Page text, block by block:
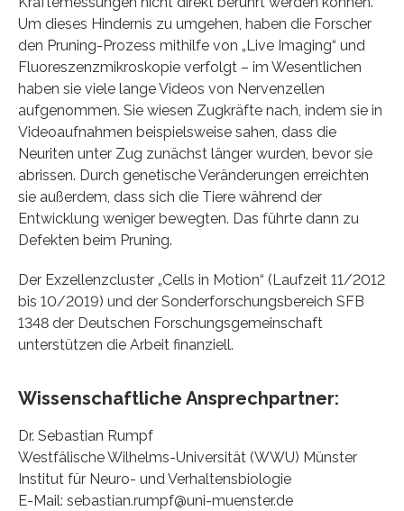
Um dieses Hindernis zu umgehen, haben die Forscher
den Pruning-Prozess mithilfe von „Live Imaging“ und
Fluoreszenzmikroskopie verfolgt – im Wesentlichen
haben sie viele lange Videos von Nervenzellen
aufgenommen. Sie wiesen Zugkräfte nach, indem sie in
Videoaufnahmen beispielsweise sahen, dass die
Neuriten unter Zug zunächst länger wurden, bevor sie
abrissen. Durch genetische Veränderungen erreichten
sie außerdem, dass sich die Tiere während der
Entwicklung weniger bewegten. Das führte dann zu
Defekten beim Pruning.
Der Exzellenzcluster „Cells in Motion“ (Laufzeit 11/2012
bis 10/2019) und der Sonderforschungsbereich SFB
1348 der Deutschen Forschungsgemeinschaft
unterstützen die Arbeit finanziell.
Wissenschaftliche Ansprechpartner:
Dr. Sebastian Rumpf
Westfälische Wilhelms-Universität (WWU) Münster
Institut für Neuro- und Verhaltensbiologie
E-Mail: sebastian.rumpf@uni-muenster.de